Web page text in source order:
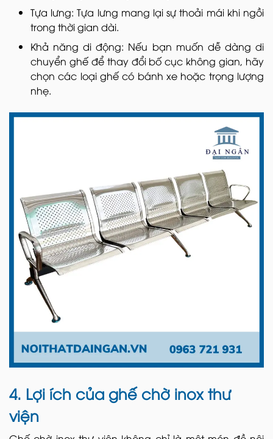
Tựa lưng: Tựa lưng mang lại sự thoải mái khi ngồi
trong thời gian dài.
Khả năng di động: Nếu bạn muốn dễ dàng di
chuyển ghế để thay đổi bố cục không gian, hãy
chọn các loại ghế có bánh xe hoặc trọng lượng
nhẹ.
4. Lợi ích của ghế chờ inox thư
viện